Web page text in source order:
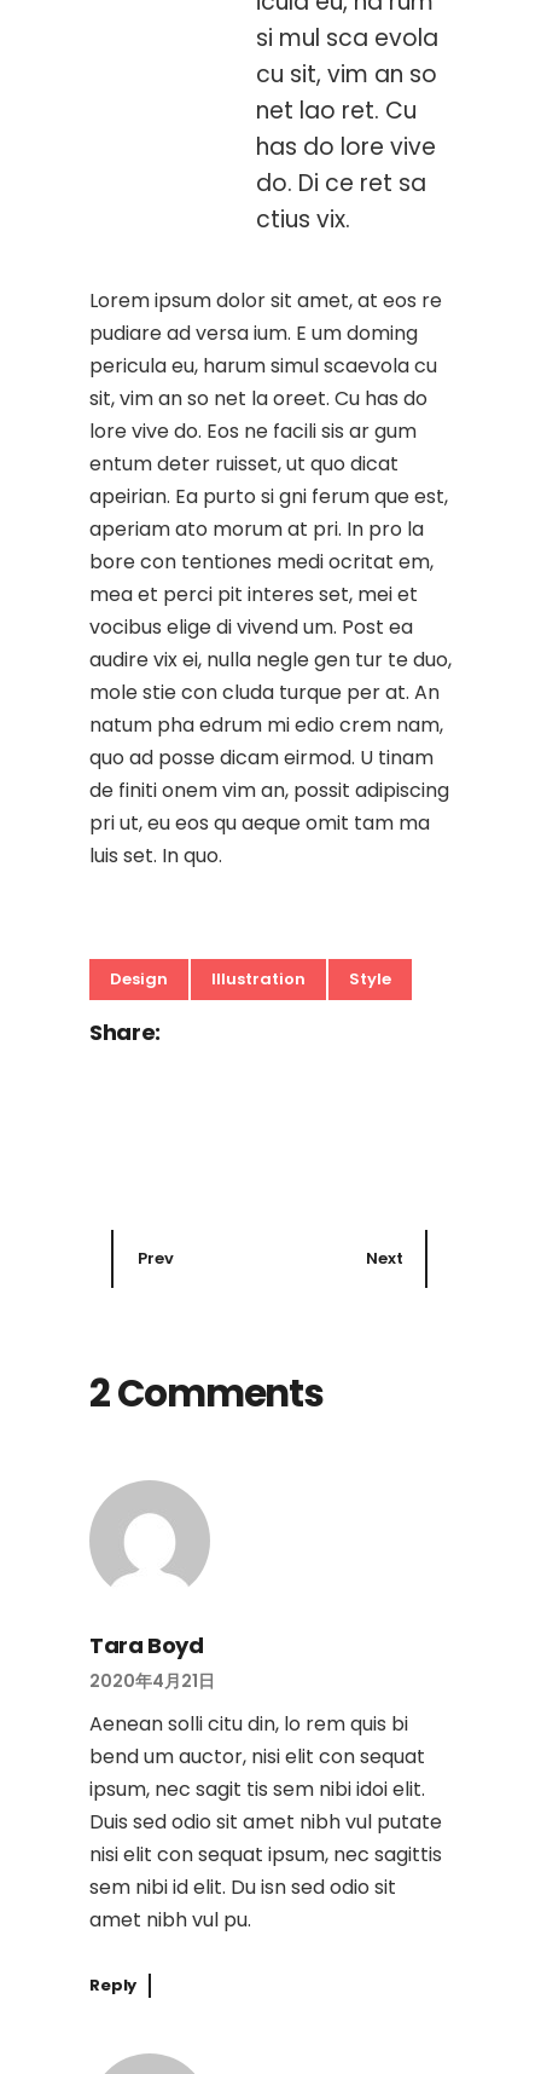
si mul sca evola
cu sit, vim an so
net lao ret. Cu
has do lore vive
do. Di ce ret sa
ctius vix.
Lorem ipsum dolor sit amet, at eos re
pudiare ad versa ium. E um doming
pericula eu, harum simul scaevola cu
sit, vim an so net la oreet. Cu has do
lore vive do. Eos ne facili sis ar gum
entum deter ruisset, ut quo dicat
apeirian. Ea purto si gni ferum que est,
aperiam ato morum at pri. In pro la
bore con tentiones medi ocritat em,
mea et perci pit interes set, mei et
vocibus elige di vivend um. Post ea
audire vix ei, nulla negle gen tur te duo,
mole stie con cluda turque per at. An
natum pha edrum mi edio crem nam,
quo ad posse dicam eirmod. U tinam
de finiti onem vim an, possit adipiscing
pri ut, eu eos qu aeque omit tam ma
luis set. In quo.
Design Illustration Style
Share:
Prev Next
2 Comments
Tara Boyd
2020年4月21日
Aenean solli citu din, lo rem quis bi
bend um auctor, nisi elit con sequat
ipsum, nec sagit tis sem nibi idoi elit.
Duis sed odio sit amet nibh vul putate
nisi elit con sequat ipsum, nec sagittis
sem nibi id elit. Du isn sed odio sit
amet nibh vul pu.
Reply